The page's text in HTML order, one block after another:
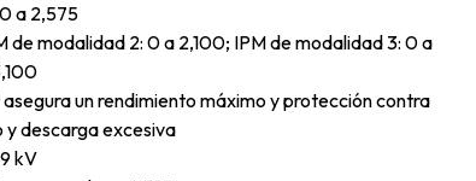
a 2,575
de modalidad 2: 0 a 2,100; IPM de modalidad 3: 0 a
un rendimiento máximo y protección contra
descarga excesiva
kV